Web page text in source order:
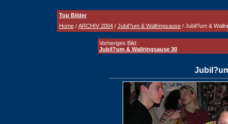
Top Bilder
Home / ARCHIV 2004 / Jubil?um & Wallringsause / Jubil?um &
Vorheriges Bild:
Jubil?um & Wallringsause 30